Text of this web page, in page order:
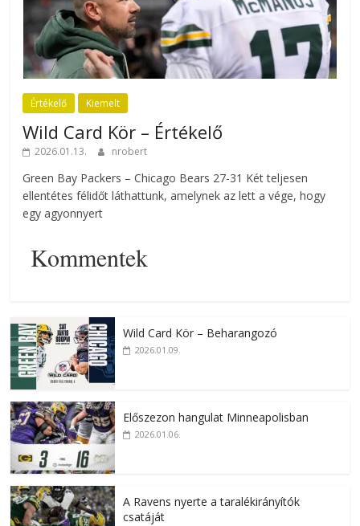
Értékelő Kiemelt
Wild Card Kör – Értékelő
2026.01.13. nrobert
Green Bay Packers – Chicago Bears 27-31 Két teljesen
ellentétes félidőt láthattunk, amelynek az lett a vége, hogy
egy agyonnyert
Kommentek
Wild Card Kör – Beharangozó
2026.01.09.
Előszezon hangulat Minneapolisban
2026.01.06.
A Ravens nyerte a taralékirányítók
csatáját